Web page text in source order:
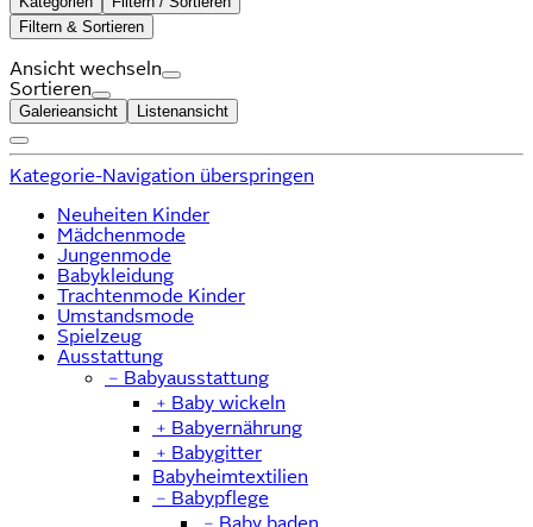
Filtern & Sortieren
Ansicht wechseln
Sortieren
Galerieansicht Listenansicht
Kategorie-Navigation überspringen
Neuheiten Kinder
Mädchenmode
Jungenmode
Babykleidung
Trachtenmode Kinder
Umstandsmode
Spielzeug
Ausstattung
﹣ Babyausstattung
﹢ Baby wickeln
﹢ Babyernährung
﹢ Babygitter
Babyheimtextilien
﹣ Babypflege
﹣ Baby baden